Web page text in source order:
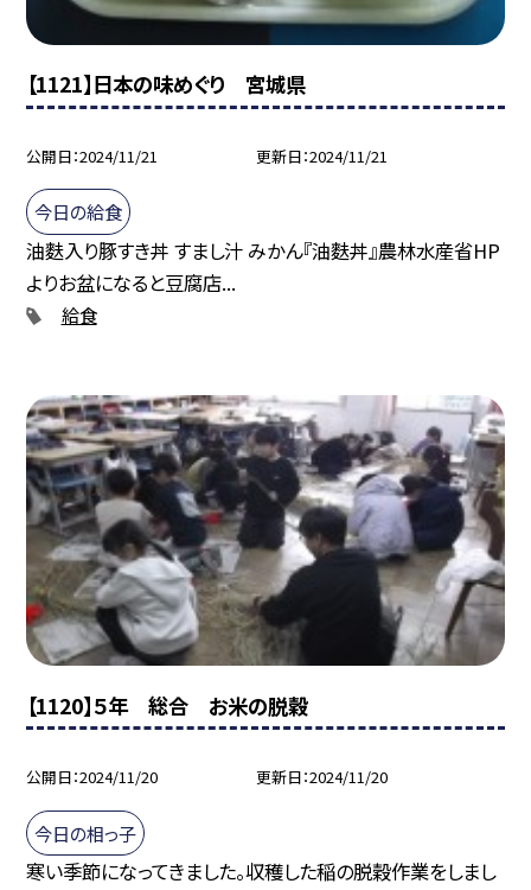
【1121】日本の味めぐり 宮城県
公開日 2024/11/21 更新日 2024/11/21
今日の給食
油麩入り豚すき丼 すまし汁 みかん『油麩丼』農林水産省HP
よりお盆になると豆腐店...
給食
【1120】５年 総合 お米の脱穀
公開日 2024/11/20 更新日 2024/11/20
今日の相っ子
寒い季節になってきました。収穫した稲の脱穀作業をしまし